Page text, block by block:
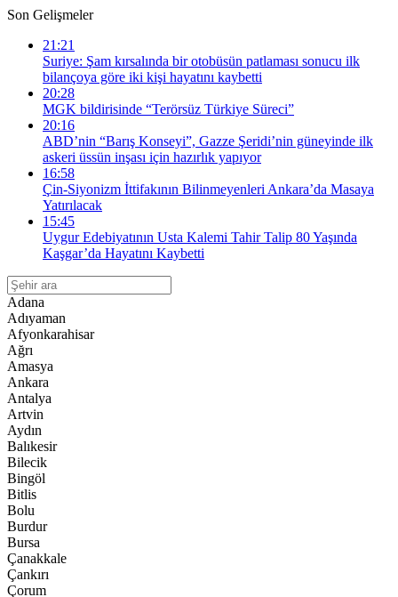
Son Gelişmeler
21:21
Suriye: Şam kırsalında bir otobüsün patlaması sonucu ilk
bilançoya göre iki kişi hayatını kaybetti
20:28
MGK bildirisinde “Terörsüz Türkiye Süreci”
20:16
ABD’nin “Barış Konseyi”, Gazze Şeridi’nin güneyinde ilk
askeri üssün inşası için hazırlık yapıyor
16:58
Çin-Siyonizm İttifakının Bilinmeyenleri Ankara’da Masaya
Yatırılacak
15:45
Uygur Edebiyatının Usta Kalemi Tahir Talip 80 Yaşında
Kaşgar’da Hayatını Kaybetti
Adana
Adıyaman
Afyonkarahisar
Ağrı
Amasya
Ankara
Antalya
Artvin
Aydın
Balıkesir
Bilecik
Bingöl
Bitlis
Bolu
Burdur
Bursa
Çanakkale
Çankırı
Çorum